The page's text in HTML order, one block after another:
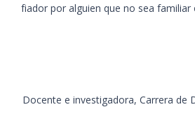
fiador por alguien que no sea
Docente e investigadora, Carrera de